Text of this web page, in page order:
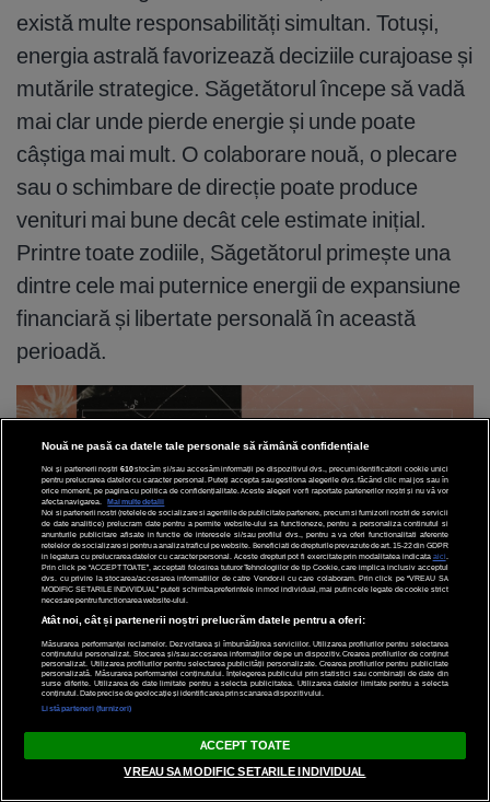
există multe responsabilități simultan. Totuși,
energia astrală favorizează deciziile curajoase și
mutările strategice. Săgetătorul începe să vadă
mai clar unde pierde energie și unde poate
câștiga mai mult. O colaborare nouă, o plecare
sau o schimbare de direcție poate produce
venituri mai bune decât cele estimate inițial.
Printre toate zodiile, Săgetătorul primește una
dintre cele mai puternice energii de expansiune
financiară și libertate personală în această
perioadă.
LIVE
Nouă ne pasă ca datele tale personale să rămână confidențiale
Noi și partenerii noștri 610stocăm și/sau accesăm informații pe dispozitivul dvs., precum identificatorii cookie unici
pentru prelucrarea datelor cu caracter personal. Puteți accepta sau gestiona alegerile dvs. făcând clic mai jos sau în
orice moment, pe pagina cu politica de confidențialitate. Aceste alegeri vor fi raportate partenerilor noștri și nu vă vor
afecta navigarea.
Mai multe detalii
Noi si partenerii nostri (retelele de socializare si agentiile de publicitate partenere, precum si furnizorii nostri de servicii
de date analitice) prelucram date pentru a permite website-ului sa functioneze, pentru a personaliza continutul si
anunturile publicitare afisate in functie de interesele si/sau profilul dvs., pentru a va oferi functionalitati aferente
retelelor de socializare si pentru a analiza traficul pe website. Beneficiati de drepturile prevazute de art. 15-22 din GDPR
in legatura cu prelucrarea datelor cu caracter personal. Aceste drepturi pot fi exercitate prin modalitatea indicata aici
Prin click pe “ACCEPT TOATE”, acceptati folosirea tuturor Tehnologiilor de tip Cookie, care implica inclusiv acceptul
dvs. cu privire la stocarea/accesarea informatiilor de catre Vendor-ii cu care colaboram. Prin click pe “VREAU SA
MODIFIC SETARILE INDIVIDUAL” puteti schimba preferintele in mod individual, mai putin cele legate de cookie strict
necesare pentru functionarea website-ului.
Atât noi, cât și partenerii noștri prelucrăm datele pentru a oferi:
Măsurarea performanței reclamelor. Dezvoltarea și îmbunătățirea serviciilor. Utilizarea profilurilor pentru selectarea
conținutului personalizat. Stocarea și/sau accesarea informațiilor de pe un dispozitiv. Crearea profilurilor de conținut
personalizat. Utilizarea profilurilor pentru selectarea publicității personalizate. Crearea profilurilor pentru publicitate
personalizată. Măsurarea performanței conținutului. Înțelegerea publicului prin statistici sau combinații de date din
surse diferite. Utilizarea de date limitate pentru a selecta publicitatea. Utilizarea datelor limitate pentru a selecta
conținutul. Date precise de geolocație și identificarea prin scanarea dispozitivului.
Listă parteneri (furnizori)
ACCEPT TOATE
VREAU SA MODIFIC SETARILE INDIVIDUAL